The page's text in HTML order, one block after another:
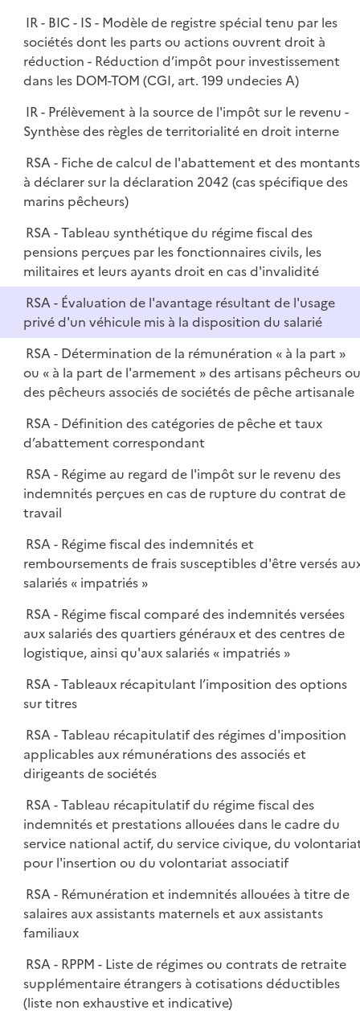
IR - BIC - IS - Modèle de registre spécial tenu par les
sociétés dont les parts ou actions ouvrent droit à
réduction - Réduction d’impôt pour investissement
dans les DOM-TOM (CGI, art. 199 undecies A)
IR - Prélèvement à la source de l'impôt sur le revenu -
Synthèse des règles de territorialité en droit interne
RSA - Fiche de calcul de l'abattement et des montants
à déclarer sur la déclaration 2042 (cas spécifique des
marins pêcheurs)
RSA - Tableau synthétique du régime fiscal des
pensions perçues par les fonctionnaires civils, les
militaires et leurs ayants droit en cas d'invalidité
RSA - Évaluation de l'avantage résultant de l'usage
privé d'un véhicule mis à la disposition du salarié
RSA - Détermination de la rémunération « à la part »
ou « à la part de l'armement » des artisans pêcheurs ou
des pêcheurs associés de sociétés de pêche artisanale
RSA - Définition des catégories de pêche et taux
d’abattement correspondant
RSA - Régime au regard de l'impôt sur le revenu des
indemnités perçues en cas de rupture du contrat de
travail
RSA - Régime fiscal des indemnités et
remboursements de frais susceptibles d'être versés
salariés « impatriés »
RSA - Régime fiscal comparé des indemnités versées
aux salariés des quartiers généraux et des centres de
logistique, ainsi qu'aux salariés « impatriés »
RSA - Tableaux récapitulant l’imposition des options
sur titres
RSA - Tableau récapitulatif des régimes d'imposition
applicables aux rémunérations des associés et
dirigeants de sociétés
RSA - Tableau récapitulatif du régime fiscal des
indemnités et prestations allouées dans le cadre du
service national actif, du service civique, du
pour l'insertion ou du volontariat associatif
RSA - Rémunération et indemnités allouées à titre de
salaires aux assistants maternels et aux assistants
familiaux
RSA - RPPM - Liste de régimes ou contrats de retraite
supplémentaire étrangers à cotisations déductibles
(liste non exhaustive et indicative)